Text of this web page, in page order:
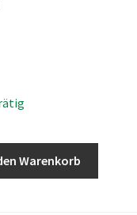
Warenkorb